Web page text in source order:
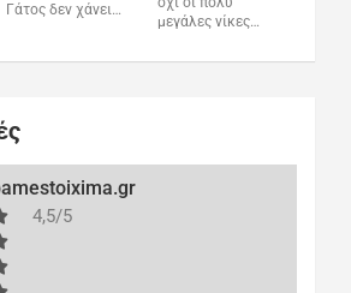
Γάτος δεν χάνει…
μεγάλες νίκες…
4,5/5